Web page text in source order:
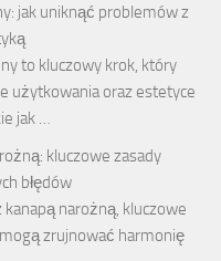
jak uniknąć problemów z
to kluczowy krok, który
użytkowania oraz estetyce
jak …
kluczowe zasady
błędów
narożną, kluczowe
zrujnować harmonię